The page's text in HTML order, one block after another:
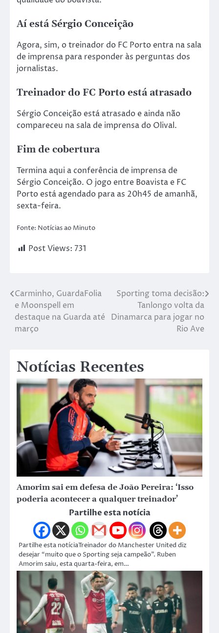
Aí está Sérgio Conceição
Agora, sim, o treinador do FC Porto entra na sala
de imprensa para responder às perguntas dos
jornalistas.
Treinador do FC Porto está atrasado
Sérgio Conceição está atrasado e ainda não
compareceu na sala de imprensa do Olival.
Fim de cobertura
Termina aqui a conferência de imprensa de
Sérgio Conceição. O jogo entre Boavista e FC
Porto está agendado para as 20h45 de amanhã,
sexta-feira.
Fonte: Notícias ao Minuto
Post Views: 731
Carminho, GuardaFolia
e Moonspell em
destaque na Guarda até
março
Sporting toma decisão:
Tanlongo volta da
Dinamarca para jogar no
Rio Ave
Notícias Recentes
Amorim sai em defesa de João Pereira: ‘Isso
poderia acontecer a qualquer treinador’
Partilhe esta notícia
Partilhe esta notíciaTreinador do Manchester United diz
desejar “muito que o Sporting seja campeão”. Ruben
Amorim saiu, esta quarta-feira, em…